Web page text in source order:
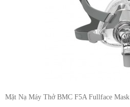
Mặt Nạ Máy Thở BMC F5A Fullface Mask